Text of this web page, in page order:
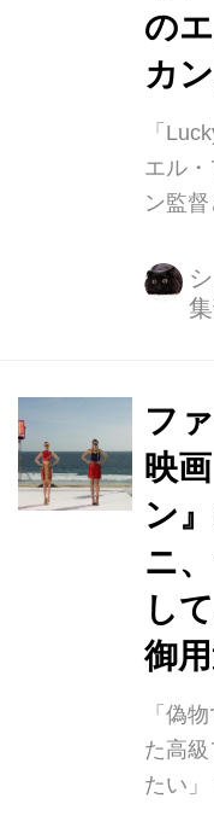
映像
た、
フィ
たエ
自身の
の
カ
「
エル
ン監
れた
1/13
躍す
い、2
2001
コタ
ンデ
には
『ド
てブレ
フ
映
ン
ニ
し
御
「偽
た高
たい